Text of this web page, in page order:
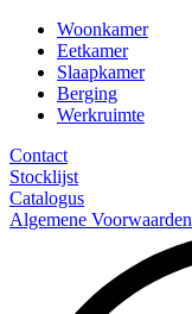
Woonkamer
Eetkamer
Slaapkamer
Berging
Werkruimte
Contact
Stocklijst
Catalogus
Algemene Voorwaarden